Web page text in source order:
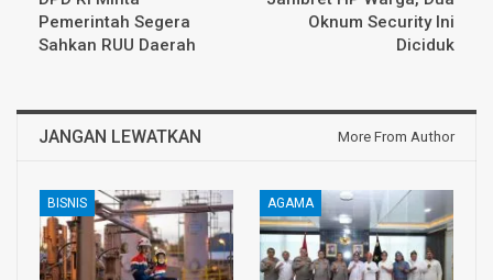
Pemerintah Segera
Sahkan RUU Daerah
Oknum Security Ini
Diciduk
JANGAN LEWATKAN More From Author
BISNIS AGAMA